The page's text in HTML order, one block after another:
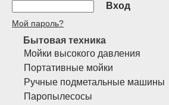
Вход
Мой пароль?
Бытовая техника
Мойки высокого давления
Портативные мойки
Ручные подметальные машины
Паропылесосы